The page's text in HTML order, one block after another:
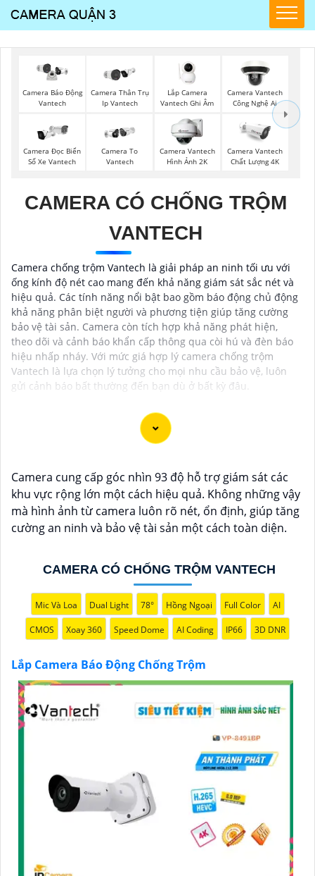
Camera Báo Động
Vantech
Camera Thân Trụ
Ip Vantech
Lắp Camera
Vantech Ghi Âm
Camera Vantech
Công Nghệ Ai
Camera Đọc Biển
Số Xe Vantech
Camera To
Vantech
Camera Vantech
Hình Ảnh 2K
Camera Vantech
Chất Lượng 4K
CAMERA CÓ CHỐNG TRỘM
VANTECH
Camera chống trộm Vantech là giải pháp an ninh tối ưu với
ống kính độ nét cao mang đến khả năng giám sát sắc nét và
hiệu quả. Các tính năng nổi bật bao gồm báo động chủ động
khả năng phân biệt người và phương tiện giúp tăng cường
bảo vệ tài sản. Camera còn tích hợp khả năng phát hiện,
theo dõi và cảnh báo khẩn cấp thông qua còi hú và đèn báo
hiệu nhấp nháy. Với mức giá hợp lý camera chống trộm
Vantech là lựa chọn lý tưởng cho mọi nhu cầu bảo vệ, luôn
gửi cảnh báo bất thường đến bạn dù ở bất kỳ đâu.
giải pháp hiệu quả để bảo vệ tài sản và nhà ở của bạn.
Camera báo động chống trộm giúp bạn theo dõi và
ghi lại hình ảnh, cung cấp cảnh báo ngay khi phát hiện
sự xâm nhập hoặc hành vi đáng ngờ trong không gian
Nếu bạn quan tâm đến việc lắp đặt Camera Báo Động
Chống Trộm, bạn có thể liên hệ với các công ty cung
cấp dịch vụ lắp đặt camera hoặc công ty an ninh
chuyên nghiệp địa phương. Bạn cũng có thể tìm hiểu
về các sản phẩm camera báo động trên thị trường và
Nếu bạn cần thêm thông tin hoặc muốn để lại thông
tin liên lạc, Từng công trình có thể giúp bạn tìm kiếm
các dịch vụ liên quan đến lắp đặt Camera Báo Động
Chống Trộm.
Camera cung cấp góc nhìn 93 độ hỗ trợ giám sát các
khu vực rộng lớn một cách hiệu quả. Không những vậy
mà hình ảnh từ camera luôn rõ nét, ổn định, giúp tăng
cường an ninh và bảo vệ tài sản một cách toàn diện.
CAMERA CÓ CHỐNG TRỘM VANTECH
Mic Và Loa Dual Light 78° Hồng Ngoại Full Color AI
CMOS Xoay 360 Speed Dome AI Coding IP66 3D DNR
Lắp Camera Báo Động Chống Trộm